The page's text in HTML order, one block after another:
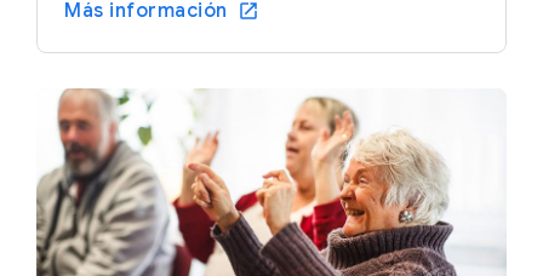
Más información